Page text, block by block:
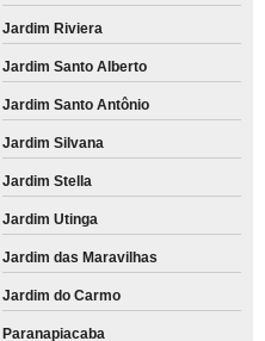
Jardim Riviera
Jardim Santo Alberto
Jardim Santo Antônio
Jardim Silvana
Jardim Stella
Jardim Utinga
Jardim das Maravilhas
Jardim do Carmo
Paranapiacaba